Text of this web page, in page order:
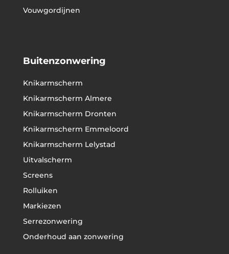
Vouwgordijnen
Buitenzonwering
Knikarmscherm
Knikarmscherm Almere
Knikarmscherm Dronten
Knikarmscherm Emmeloord
Knikarmscherm Lelystad
Uitvalscherm
Screens
Rolluiken
Markiezen
Serrezonwering
Onderhoud aan zonwering